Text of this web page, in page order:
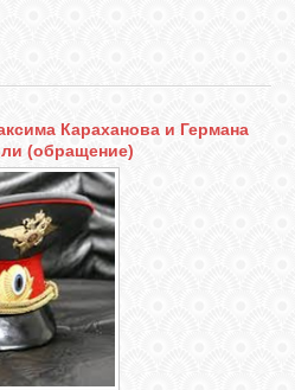
Караханова и Германа
(обращение)